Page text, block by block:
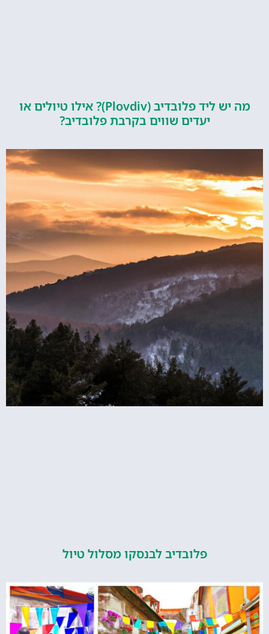
מה יש ליד פלובדיב (Plovdiv)? אילו טיולים או
יעדים שווים בקרבת פלובדיב?
פלובדיב לבנסקו מסלול טיול